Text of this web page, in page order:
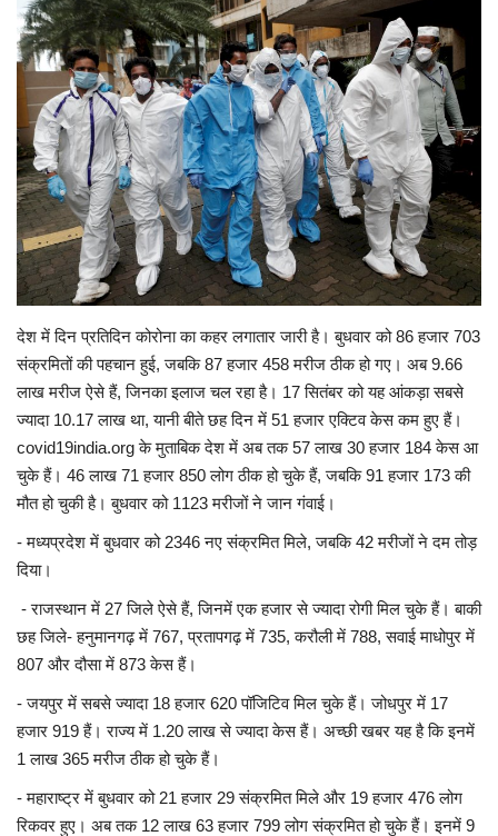
Sports
Viral Stories
Health & Wellness
देश में दिन प्रतिदिन कोरोना का कहर लगातार जारी है। बुधवार को 86 हजार 703
संक्रमितों की पहचान हुई, जबकि 87 हजार 458 मरीज ठीक हो गए। अब 9.66
लाख मरीज ऐसे हैं, जिनका इलाज चल रहा है। 17 सितंबर को यह आंकड़ा सबसे
ज्यादा 10.17 लाख था, यानी बीते छह दिन में 51 हजार एक्टिव केस कम हुए हैं।
covid19india.org के मुताबिक देश में अब तक 57 लाख 30 हजार 184 केस आ
चुके हैं। 46 लाख 71 हजार 850 लोग ठीक हो चुके हैं, जबकि 91 हजार 173 की
मौत हो चुकी है। बुधवार को 1123 मरीजों ने जान गंवाई।
- मध्यप्रदेश में बुधवार को 2346 नए संक्रमित मिले, जबकि 42 मरीजों ने दम तोड़
दिया।
- राजस्थान में 27 जिले ऐसे हैं, जिनमें एक हजार से ज्यादा रोगी मिल चुके हैं। बाकी
छह जिले- हनुमानगढ़ में 767, प्रतापगढ़ में 735, करौली में 788, सवाई माधोपुर में
807 और दौसा में 873 केस हैं।
- जयपुर में सबसे ज्यादा 18 हजार 620 पॉजिटिव मिल चुके हैं। जोधपुर में 17
हजार 919 हैं। राज्य में 1.20 लाख से ज्यादा केस हैं। अच्छी खबर यह है कि इनमें
1 लाख 365 मरीज ठीक हो चुके हैं।
- महाराष्ट्र में बुधवार को 21 हजार 29 संक्रमित मिले और 19 हजार 476 लोग
रिकवर हुए। अब तक 12 लाख 63 हजार 799 लोग संक्रमित हो चुके हैं। इनमें 9